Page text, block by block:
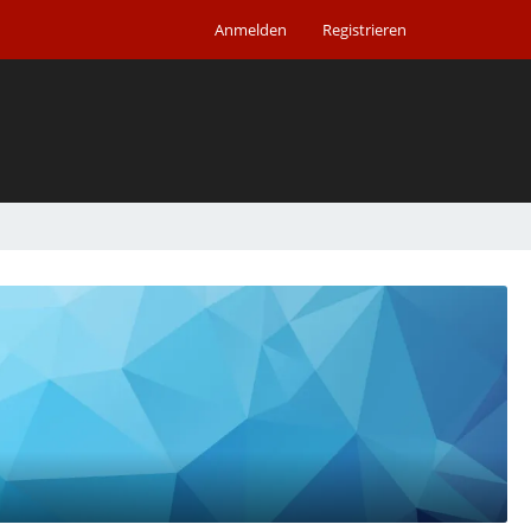
Anmelden Registrieren